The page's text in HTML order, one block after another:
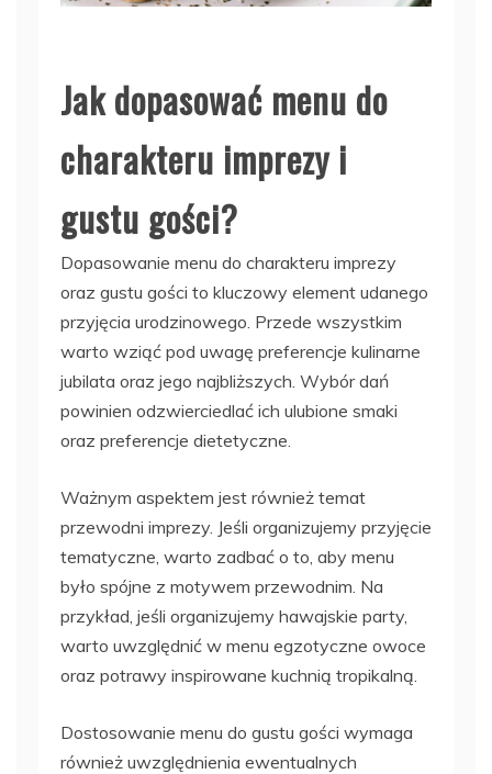
Jak dopasować menu do
charakteru imprezy i
gustu gości?
Dopasowanie menu do charakteru imprezy
oraz gustu gości to kluczowy element udanego
przyjęcia urodzinowego. Przede wszystkim
warto wziąć pod uwagę preferencje kulinarne
jubilata oraz jego najbliższych. Wybór dań
powinien odzwierciedlać ich ulubione smaki
oraz preferencje dietetyczne.
Ważnym aspektem jest również temat
przewodni imprezy. Jeśli organizujemy przyjęcie
tematyczne, warto zadbać o to, aby menu
było spójne z motywem przewodnim. Na
przykład, jeśli organizujemy hawajskie party,
warto uwzględnić w menu egzotyczne owoce
oraz potrawy inspirowane kuchnią tropikalną.
Dostosowanie menu do gustu gości wymaga
również uwzględnienia ewentualnych